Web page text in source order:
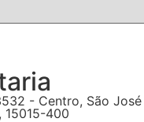
- Centro, São José
15015-400